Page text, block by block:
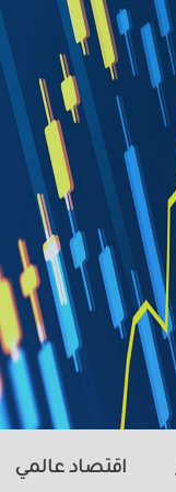
اقتصاد عالمي